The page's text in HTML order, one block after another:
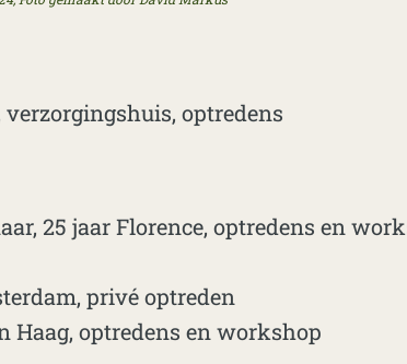
verzorgingshuis, optredens
25 jaar Florence, optredens en
privé optreden
Haag, optredens en workshop